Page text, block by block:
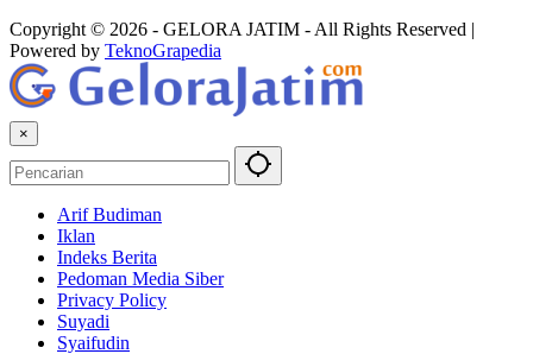
Copyright © 2026 - GELORA JATIM - All Rights Reserved |
Powered by TeknoGrapedia
×
Arif Budiman
Iklan
Indeks Berita
Pedoman Media Siber
Privacy Policy
Suyadi
Syaifudin